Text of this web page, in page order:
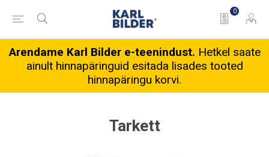
0
Arendame Karl Bilder e-teenindust. Hetkel saate
ainult hinnapäringuid esitada lisades tooted
hinnapäringu korvi.
Tarkett